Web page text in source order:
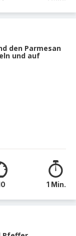
den Parmesan
und auf
1 Min.